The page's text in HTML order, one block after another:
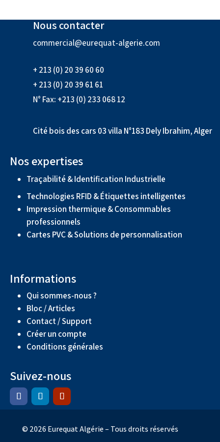
Nous contacter
commercial@eurequat-algerie.com
+ 213 (0) 20 39 60 60
+ 213 (0) 20 39 61 61
N° Fax: +213 (0) 233 068 12
Cité bois des cars 03 villa N°183 Dely Ibrahim, Alger
Nos expertises
Traçabilité & Identification Industrielle
Technologies RFID & Étiquettes intelligentes
Impression thermique & Consommables
professionnels
Cartes PVC & Solutions de personnalisation
Informations
Qui sommes-nous ?
Bloc / Articles
Contact / Support
Créer un compte
Conditions générales
Suivez-nous
© 2026 Eurequat Algérie – Tous droits réservés